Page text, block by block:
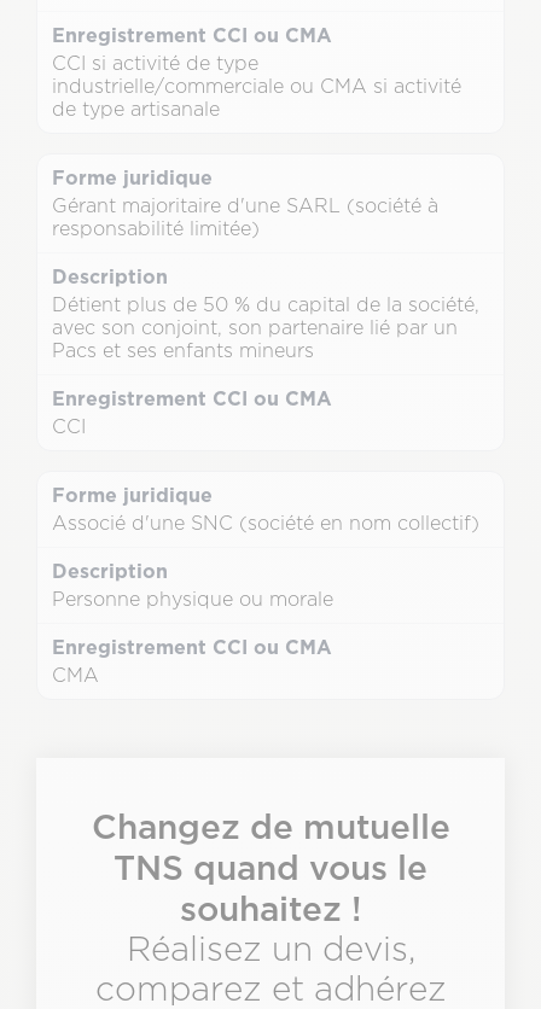
CCI si activité de type
industrielle/commerciale ou CMA si activité
de type artisanale
Gérant majoritaire d'une SARL (société à
responsabilité limitée)
Détient plus de 50 % du capital de la société,
avec son conjoint, son partenaire lié par un
Pacs et ses enfants mineurs
CCI
Associé d'une SNC (société en nom collectif)
Personne physique ou morale
CMA
Description
Changez de mutuelle
TNS quand vous le
souhaitez !
Réalisez un devis,
comparez et adhérez